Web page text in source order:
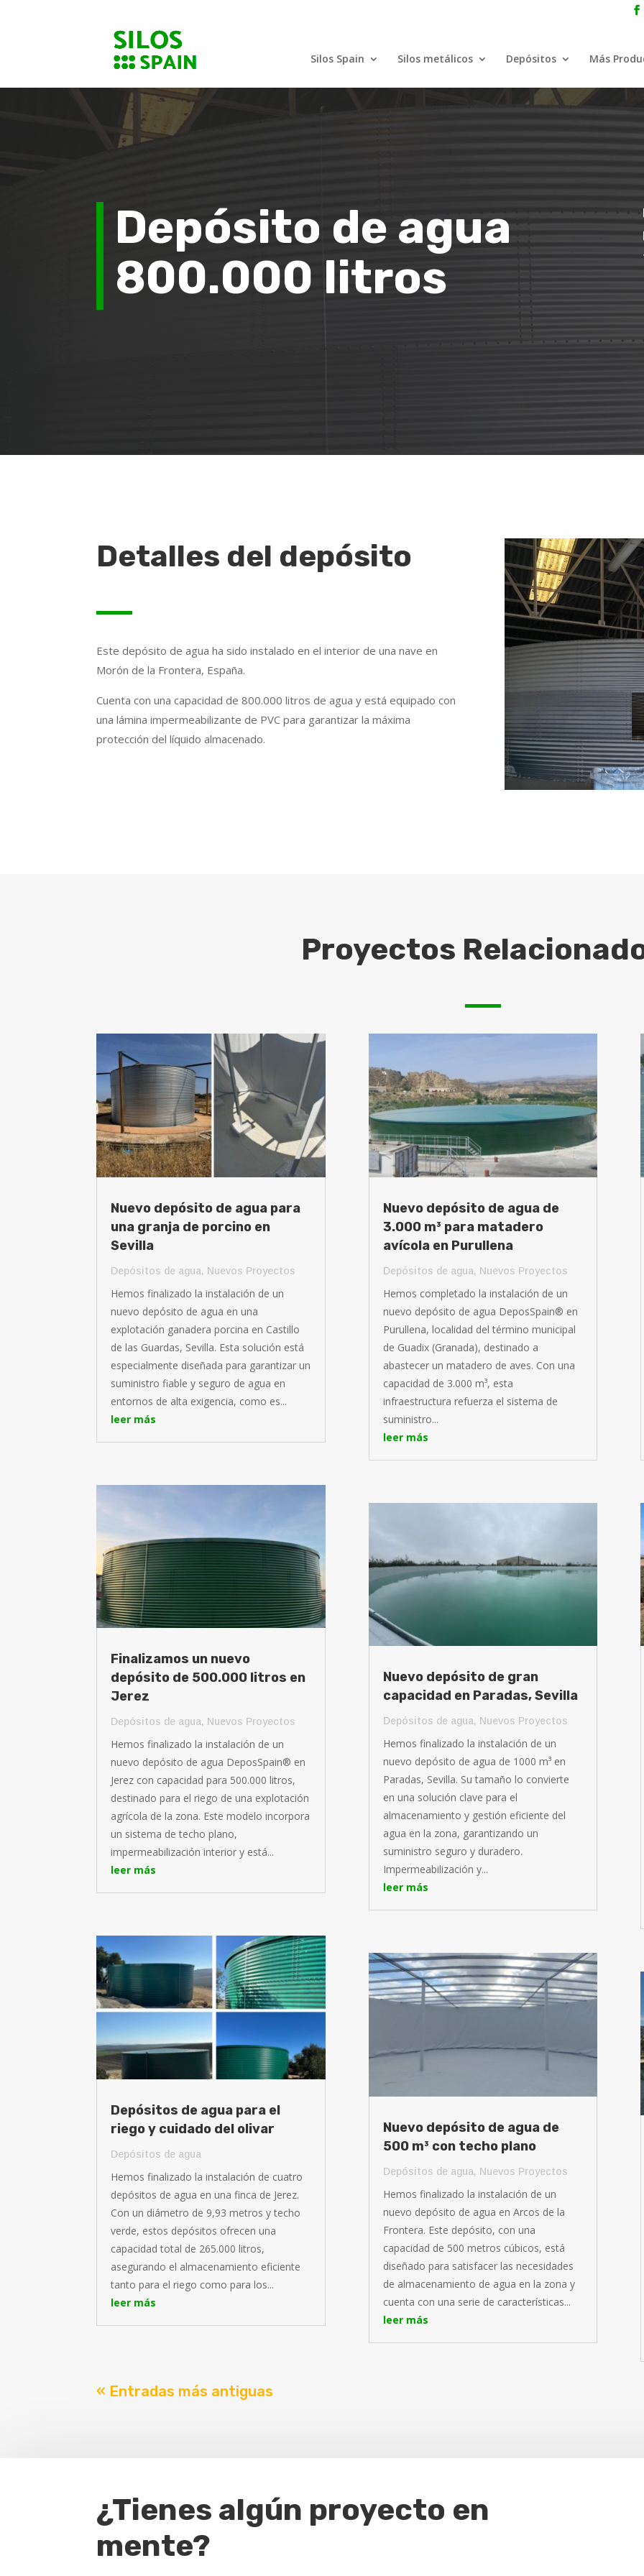
Silos Spain Silos metálicos Depósitos Más
Depósito de agua
800.000 litros
Detalles del depósito
Este depósito de agua ha sido instalado en el interior de una nave en
Morón de la Frontera, España.
Cuenta con una capacidad de 800.000 litros de agua y está equipado con
una lámina impermeabilizante de PVC para garantizar la máxima
protección del líquido almacenado.
Proyectos
Nuevo depósito de agua para
una granja de porcino en
Sevilla
Depósitos de agua, Nuevos Proyectos
Hemos finalizado la instalación de un
nuevo depósito de agua en una
explotación ganadera porcina en Castillo
de las Guardas, Sevilla. Esta solución está
especialmente diseñada para garantizar un
suministro fiable y seguro de agua en
entornos de alta exigencia, como es...
leer más
Finalizamos un nuevo
depósito de 500.000 litros en
Jerez
Depósitos de agua, Nuevos Proyectos
Hemos finalizado la instalación de un
nuevo depósito de agua DeposSpain® en
Jerez con capacidad para 500.000 litros,
destinado para el riego de una explotación
agrícola de la zona. Este modelo incorpora
un sistema de techo plano,
impermeabilización interior y está...
leer más
Depósitos de agua para el
riego y cuidado del olivar
Depósitos de agua
Hemos finalizado la instalación de cuatro
depósitos de agua en una finca de Jerez.
Con un diámetro de 9,93 metros y techo
verde, estos depósitos ofrecen una
capacidad total de 265.000 litros,
asegurando el almacenamiento eficiente
tanto para el riego como para los...
leer más
Nuevo depósito de agua de
3.000 m³ para matadero
avícola en Purullena
Depósitos de agua, Nuevos Proyectos
Hemos completado la instalación de un
nuevo depósito de agua DeposSpain® en
Purullena, localidad del término municipal
de Guadix (Granada), destinado a
abastecer un matadero de aves. Con una
capacidad de 3.000 m³, esta
infraestructura refuerza el sistema de
suministro...
leer más
Nuevo depósito de gran
capacidad en Paradas, Sevilla
Depósitos de agua, Nuevos Proyectos
Hemos finalizado la instalación de un
nuevo depósito de agua de 1000 m³ en
Paradas, Sevilla. Su tamaño lo convierte
en una solución clave para el
almacenamiento y gestión eficiente del
agua en la zona, garantizando un
suministro seguro y duradero.
Impermeabilización y...
leer más
Nuevo depósito de agua de
500 m³ con techo plano
Depósitos de agua, Nuevos Proyectos
Hemos finalizado la instalación de un
nuevo depósito de agua en Arcos de la
Frontera. Este depósito, con una
capacidad de 500 metros cúbicos, está
diseñado para satisfacer las necesidades
de almacenamiento de agua en la zona y
cuenta con una serie de características...
leer más
« Entradas más antiguas
¿Tienes algún proyecto en
mente?